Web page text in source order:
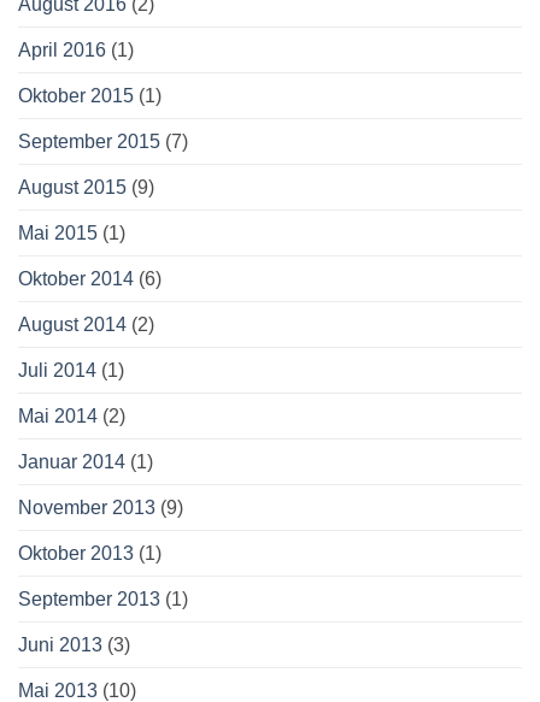
April 2016 (1)
Oktober 2015 (1)
September 2015 (7)
August 2015 (9)
Mai 2015 (1)
Oktober 2014 (6)
August 2014 (2)
Juli 2014 (1)
Mai 2014 (2)
Januar 2014 (1)
November 2013 (9)
Oktober 2013 (1)
September 2013 (1)
Juni 2013 (3)
Mai 2013 (10)